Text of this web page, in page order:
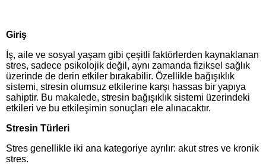
Giriş
İş, aile ve sosyal yaşam gibi çeşitli faktörlerden kaynaklanan
stres, sadece psikolojik değil, aynı zamanda fiziksel sağlık
üzerinde de derin etkiler bırakabilir. Özellikle bağışıklık
sistemi, stresin olumsuz etkilerine karşı hassas bir yapıya
sahiptir. Bu makalede, stresin bağışıklık sistemi üzerindeki
etkileri ve bu etkileşimin sonuçları ele alınacaktır.
Stresin Türleri
Stres genellikle iki ana kategoriye ayrılır: akut stres ve kronik
stres.